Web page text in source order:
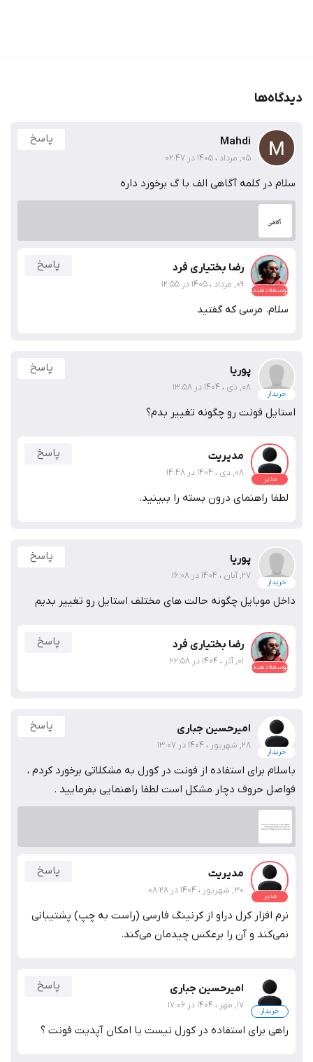
دیدگاه‌ها
Mahdi
05, مرداد ، 1405 در 02:47
پاسخ
سلام در کلمه آگاهی الف با گ برخورد داره
توسعه‌دهنده
رضا بختیاری فرد
09, مرداد ، 1405 در 12:55
پاسخ
سلام. مرسی که گفتید
خریدار
پوریا
08, دی ، 1404 در 13:58
پاسخ
استایل فونت رو چگونه تغییر بدم؟
مدیر
مدیریت
08, دی ، 1404 در 14:48
پاسخ
لطفا راهنمای درون بسته را ببینید.
خریدار
پوریا
27, آبان ، 1404 در 16:08
پاسخ
داخل موبایل چگونه حالت های مختلف استایل رو تغییر بدیم
توسعه‌دهنده
رضا بختیاری فرد
01, آذر ، 1404 در 22:58
پاسخ
خریدار
امیرحسین جباری
28, شهریور ، 1404 در 13:07
پاسخ
باسلام برای استفاده از فونت در کورل به مشکلاتی برخورد کردم ،
فواصل حروف دچار مشکل است لطفا راهنمایی بفرمایید .
مدیر
مدیریت
30, شهریور ، 1404 در 08:28
پاسخ
نرم افزار کرل دراو از کرنینگ فارسی (راست به چپ) پشتیبانی
نمی‌کند و آن را برعکس چیدمان می‌کند.
خریدار
امیرحسین جباری
17, مهر ، 1404 در 17:06
پاسخ
راهی برای استفاده در کورل نیست یا امکان آپدیت فونت ؟